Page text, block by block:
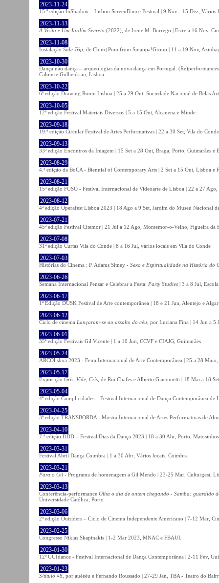
2023-11-24
15.ª edição InShadow – Lisbon ScreenDance Festival | 9 Nov - 15 Dez, Vários
2023-11-13
A Visita e Um Jardim Secreto (2022), de Irene M. Borrego | Estreia 16 Nov,
2023-11-08
Instalação Side Trip , de Chim↑Pom from Smappa!Group | 11 a 19 Nov,
2023-10-30
Dança não dança – arqueologias da nova dança em Portugal.
Calouste Gulbenkian, Lisboa
2023-10-22
6ª edição Drawing Room Lisboa | 25 a 29 Out, Sociedade Nacional de Belas
2023-10-05
12ª edição Festival Materiais Diversos | 5 a 15 Out, Alcanena e Minde
2023-09-18
19.ª edição Circular Festival de Artes Performativas | 22 a 30 Set, Vila do Conde
2023-09-13
33ª edição Encontros da Imagem | 15 Set a 28 Out, Braga, Porto, Guimarães e
2023-08-29
4.ª edição da BoCA - Biennial of Contemporary Arts | 2 Set a 15 Out, Lisboa e
2023-08-21
15ª edição FUSO - Festival Internacional de Videoarte de Lisboa | 22 a 27
2023-08-12
4ª edição Operafest Lisboa 2023 | 18 Ago a 9 Set, Jardim do Museu Nacional
2023-07-21
45ª edição Festival Citemor | 21 Jul a 12 Ago, Montemor-o-Velho, Figueira da
2023-07-08
31ª edição Curtas Vila do Conde | 8 a 16 Jul, vários locais em Vila do Conde
2023-07-03
Histórias do Cinema : P. Adams Sitney - Sexo e Espiritualidade na História do
2023-06-26
Semana Internacional Pensar e Celebrar a Festa: Party Studies | 3 a 8 Jul,
2023-06-17
1ª Edição DUSK Festival de Arte contemporânea | 18 e 21 Jun, Alentejo e
2023-06-12
Ciclo de cinema Lançaram-se ao assalto do céu , por Luciana Fina | 14 Jun a 5
2023-06-01
35ª edição Festivais Gil Vicente | 1 a 10 Jun, CCVF e CIAJG, Guimarães
2023-05-24
ARCOlisboa 2023 - Feira Internacional de Arte Contemporânea | 25 a 28
2023-05-17
Exposição Gris, Vide, Cris , de Rui Chafes e Alberto Giacometti | 18 Mai a 18
2023-05-04
4ª edição Cumplicidades – Festival Internacional de Dança Contemporânea
2023-04-25
3ª edição TRANSBORDA - Mostra Internacional de Artes Performativas de
2023-04-10
7.ª edição DDD – Festival Dias da Dança 2023 | 18 a 30 Abr, Porto,
2023-03-31
Festival Abril Dança Coimbra | 1 a 30 Abr, Vários locais, Coimbra
2023-03-21
Para o Gil - Programa de homenagem a Gil Mendo | 23-25 Mar, Culturgest,
2023-03-13
Conferência-performance Olha o dia de ontem chegando - Samba: guardião
Universidade Católica, Porto
2023-03-06
2ª edição Outsiders – Ciclo de Cinema Independente Americano | 7-12 Mar,
2023-02-25
Congresso Nikias Skapinakis | 1-2 Mar 2023, MNAC e FBAUL
2023-01-30
12º GUIdance - Festival Internacional de Dança Contemporânea | 2-11 Fev,
2023-01-23
S/título #8 , por auéééu e Fernando Roussado | 27-29 Jan, TBA - Teatro do